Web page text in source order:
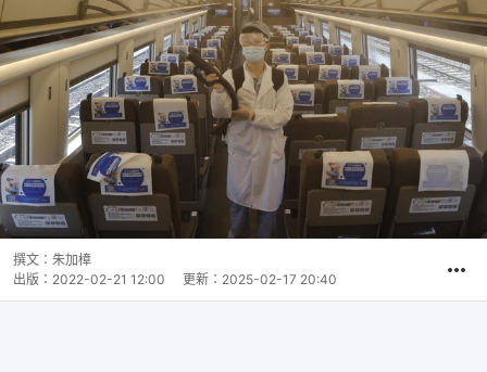
撰文： 朱加樟
出版： 2022-02-21 12:00 更新： 2025-02-17 20:40